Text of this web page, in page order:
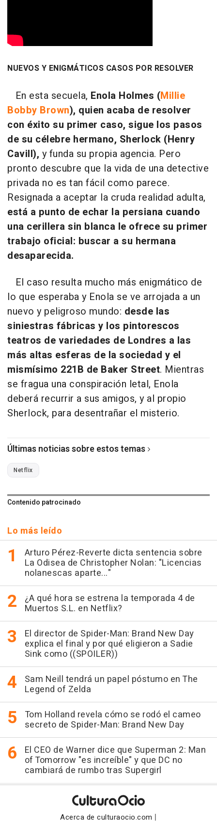
NUEVOS Y ENIGMÁTICOS CASOS POR RESOLVER
En esta secuela, Enola Holmes (Millie
Bobby Brown), quien acaba de resolver
con éxito su primer caso, sigue los pasos
de su célebre hermano, Sherlock (Henry
Cavill), y funda su propia agencia. Pero
pronto descubre que la vida de una detective
privada no es tan fácil como parece.
Resignada a aceptar la cruda realidad adulta,
está a punto de echar la persiana cuando
una cerillera sin blanca le ofrece su primer
trabajo oficial: buscar a su hermana
desaparecida.
El caso resulta mucho más enigmático de
lo que esperaba y Enola se ve arrojada a un
nuevo y peligroso mundo: desde las
siniestras fábricas y los pintorescos
teatros de variedades de Londres a las
más altas esferas de la sociedad y el
mismísimo 221B de Baker Street. Mientras
se fragua una conspiración letal, Enola
deberá recurrir a sus amigos, y al propio
Sherlock, para desentrañar el misterio.
Últimas noticias sobre estos temas
Netflix
Contenido patrocinado
Lo más leído
Arturo Pérez-Reverte dicta sentencia sobre
La Odisea de Christopher Nolan: "Licencias
nolanescas aparte..."
¿A qué hora se estrena la temporada 4 de
Muertos S.L. en Netflix?
El director de Spider-Man: Brand New Day
explica el final y por qué eligieron a Sadie
Sink como ((SPOILER))
Sam Neill tendrá un papel póstumo en The
Legend of Zelda
Tom Holland revela cómo se rodó el cameo
secreto de Spider-Man: Brand New Day
El CEO de Warner dice que Superman 2: Man
of Tomorrow "es increíble" y que DC no
cambiará de rumbo tras Supergirl
Acerca de culturaocio.com |